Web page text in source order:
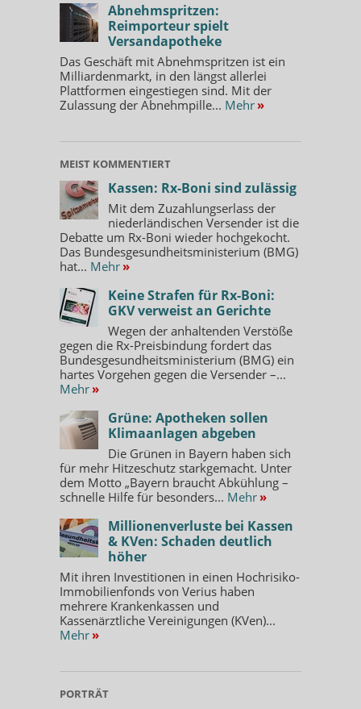
Abnehmspritzen:
Reimporteur spielt
Versandapotheke
Das Geschäft mit Abnehmspritzen ist ein
Milliardenmarkt, in den längst allerlei
Plattformen eingestiegen sind. Mit der
Zulassung der Abnehmpille... Mehr »
MEIST KOMMENTIERT
Kassen: Rx-Boni sind zulässig
Mit dem Zuzahlungserlass der
niederländischen Versender ist die
Debatte um Rx-Boni wieder hochgekocht.
Das Bundesgesundheitsministerium (BMG)
hat... Mehr »
Keine Strafen für Rx-Boni:
GKV verweist an Gerichte
Wegen der anhaltenden Verstöße
gegen die Rx-Preisbindung fordert das
Bundesgesundheitsministerium (BMG) ein
hartes Vorgehen gegen die Versender –...
Mehr »
Grüne: Apotheken sollen
Klimaanlagen abgeben
Die Grünen in Bayern haben sich
für mehr Hitzeschutz starkgemacht. Unter
dem Motto „Bayern braucht Abkühlung –
schnelle Hilfe für besonders... Mehr »
Millionenverluste bei Kassen
& KVen: Schaden deutlich
höher
Mit ihren Investitionen in einen Hochrisiko-
Immobilienfonds von Verius haben
mehrere Krankenkassen und
Kassenärztliche Vereinigungen (KVen)...
Mehr »
PORTRÄT